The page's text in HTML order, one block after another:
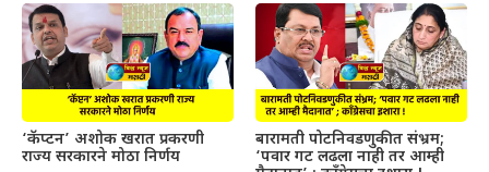
‘कॅप्टन’ अशोक खरात प्रकरणी
राज्य सरकारने मोठा निर्णय
बारामती पोटनिवडणुकीत संभ्रम;
‘पवार गट लढला नाही तर आम्ही